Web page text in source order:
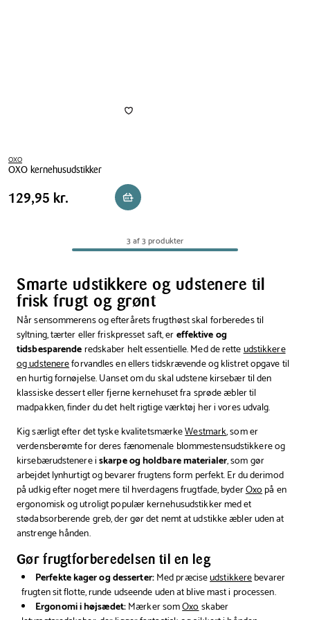
OXO
OXO kernehusudstikker
OXO
kernehusudstikker
Pris
Pris 129,95 kr.
129,95 kr. Reservér i butik
3 af 3 produkter
Smarte udstikkere og udstenere til
frisk frugt og grønt
Når sensommerens og efterårets frugthøst skal forberedes til
syltning, tærter eller friskpresset saft, ereffektive og
tidsbesparenderedskaber helt essentielle. Med de retteudstikkere
og udstenereforvandles en ellers tidskrævende og klistret opgave til
en hurtig fornøjelse. Uanset om du skal udstene kirsebær til den
klassiske dessert eller fjerne kernehuset fra sprøde æbler til
madpakken, finder du det helt rigtige værktøj her i vores udvalg.
Kig særligt efter det tyske kvalitetsmærkeWestmark, som er
verdensberømte for deres fænomenale blommestensudstikkere og
kirsebærudstenere iskarpe og holdbare materialer, som gør
arbejdet lynhurtigt og bevarer frugtens form perfekt. Er du derimod
på udkig efter noget mere til hverdagens frugtfade, byderOxopå en
ergonomisk og utroligt populær kernehusudstikker med et
stødabsorberende greb, der gør det nemt at udstikke æbler uden at
anstrenge hånden.
Gør frugtforberedelsen til en leg
Perfekte kager og desserter:Med præciseudstikkerebevarer
frugten sit flotte, runde udseende uden at blive mast i processen.
Ergonomi i højsædet:Mærker somOxoskaber